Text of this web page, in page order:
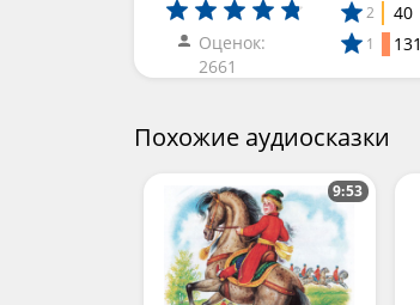
Оценок:
2661
2 40
1 131
Похожие аудиосказки
9:53